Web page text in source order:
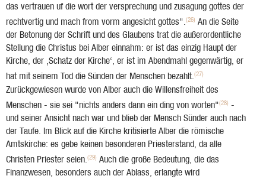
das vertrauen uf die wort der versprechung und zusagung gottes der
rechtvertig und mach from vorm angesicht gottes".(26) An die Seite
der Betonung der Schrift und des Glaubens trat die außerordentliche
Stellung die Christus bei Alber einnahm: er ist das einzig Haupt der
Kirche, der ‚Schatz der Kirche‘, er ist im Abendmahl gegenwärtig, er
hat mit seinem Tod die Sünden der Menschen bezahlt.(27)
Zurückgewiesen wurde von Alber auch die Willensfreiheit des
Menschen - sie sei "nichts anders dann ein ding von worten"(28) -
und seiner Ansicht nach war und blieb der Mensch Sünder auch nach
der Taufe. Im Blick auf die Kirche kritisierte Alber die römische
Amtskirche: es gebe keinen besonderen Priesterstand, da alle
Christen Priester seien.(29) Auch die große Bedeutung, die das
Finanzwesen, besonders auch der Ablass, erlangte wird